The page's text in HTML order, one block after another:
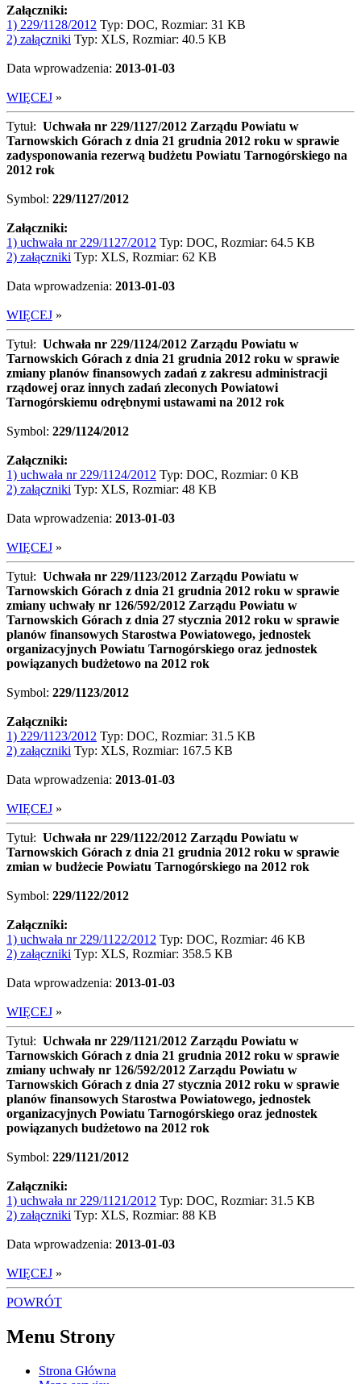
Załączniki:
1) 229/1128/2012 Typ: DOC, Rozmiar: 31 KB
2) załączniki Typ: XLS, Rozmiar: 40.5 KB
Data wprowadzenia: 2013-01-03
WIĘCEJ »
Tytuł: Uchwała nr 229/1127/2012 Zarządu Powiatu w
Tarnowskich Górach z dnia 21 grudnia 2012 roku w sprawie
zadysponowania rezerwą budżetu Powiatu Tarnogórskiego na
2012 rok
Symbol: 229/1127/2012
Załączniki:
1) uchwała nr 229/1127/2012 Typ: DOC, Rozmiar: 64.5 KB
2) załączniki Typ: XLS, Rozmiar: 62 KB
Data wprowadzenia: 2013-01-03
WIĘCEJ »
Tytuł: Uchwała nr 229/1124/2012 Zarządu Powiatu w
Tarnowskich Górach z dnia 21 grudnia 2012 roku w sprawie
zmiany planów finansowych zadań z zakresu administracji
rządowej oraz innych zadań zleconych Powiatowi
Tarnogórskiemu odrębnymi ustawami na 2012 rok
Symbol: 229/1124/2012
Załączniki:
1) uchwała nr 229/1124/2012 Typ: DOC, Rozmiar: 0 KB
2) załączniki Typ: XLS, Rozmiar: 48 KB
Data wprowadzenia: 2013-01-03
WIĘCEJ »
Tytuł: Uchwała nr 229/1123/2012 Zarządu Powiatu w
Tarnowskich Górach z dnia 21 grudnia 2012 roku w sprawie
zmiany uchwały nr 126/592/2012 Zarządu Powiatu w
Tarnowskich Górach z dnia 27 stycznia 2012 roku w sprawie
planów finansowych Starostwa Powiatowego, jednostek
organizacyjnych Powiatu Tarnogórskiego oraz jednostek
powiązanych budżetowo na 2012 rok
Symbol: 229/1123/2012
Załączniki:
1) 229/1123/2012 Typ: DOC, Rozmiar: 31.5 KB
2) załączniki Typ: XLS, Rozmiar: 167.5 KB
Data wprowadzenia: 2013-01-03
WIĘCEJ »
Tytuł: Uchwała nr 229/1122/2012 Zarządu Powiatu w
Tarnowskich Górach z dnia 21 grudnia 2012 roku w sprawie
zmian w budżecie Powiatu Tarnogórskiego na 2012 rok
Symbol: 229/1122/2012
Załączniki:
1) uchwała nr 229/1122/2012 Typ: DOC, Rozmiar: 46 KB
2) załączniki Typ: XLS, Rozmiar: 358.5 KB
Data wprowadzenia: 2013-01-03
WIĘCEJ »
Tytuł: Uchwała nr 229/1121/2012 Zarządu Powiatu w
Tarnowskich Górach z dnia 21 grudnia 2012 roku w sprawie
zmiany uchwały nr 126/592/2012 Zarządu Powiatu w
Tarnowskich Górach z dnia 27 stycznia 2012 roku w sprawie
planów finansowych Starostwa Powiatowego, jednostek
organizacyjnych Powiatu Tarnogórskiego oraz jednostek
powiązanych budżetowo na 2012 rok
Symbol: 229/1121/2012
Załączniki:
1) uchwała nr 229/1121/2012 Typ: DOC, Rozmiar: 31.5 KB
2) załączniki Typ: XLS, Rozmiar: 88 KB
Data wprowadzenia: 2013-01-03
WIĘCEJ »
POWRÓT
Menu Strony
Strona Główna